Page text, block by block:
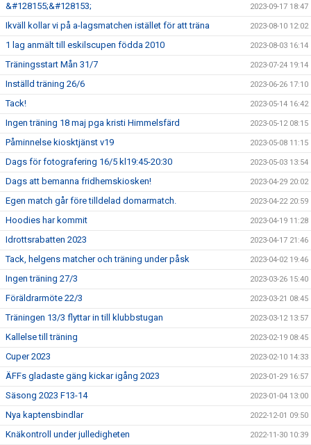
&#128155;&#128153; 2023-09-17 18:47
Ikväll kollar vi på a-lagsmatchen istället för att träna 2023-08-10 12:02
1 lag anmält till eskilscupen födda 2010 2023-08-03 16:14
Träningsstart Mån 31/7 2023-07-24 19:14
Inställd träning 26/6 2023-06-26 17:10
Tack! 2023-05-14 16:42
Ingen träning 18 maj pga kristi Himmelsfärd 2023-05-12 08:15
Påminnelse kiosktjänst v19 2023-05-08 11:15
Dags för fotografering 16/5 kl19:45-20:30 2023-05-03 13:54
Dags att bemanna fridhemskiosken! 2023-04-29 20:02
Egen match går före tilldelad domarmatch. 2023-04-22 20:59
Hoodies har kommit 2023-04-19 11:28
Idrottsrabatten 2023 2023-04-17 21:46
Tack, helgens matcher och träning under påsk 2023-04-02 19:46
Ingen träning 27/3 2023-03-26 15:40
Föräldrarmöte 22/3 2023-03-21 08:45
Träningen 13/3 flyttar in till klubbstugan 2023-03-12 13:57
Kallelse till träning 2023-02-19 08:45
Cuper 2023 2023-02-10 14:33
ÄFFs gladaste gäng kickar igång 2023 2023-01-29 16:57
Säsong 2023 F13-14 2023-01-04 13:00
Nya kaptensbindlar 2022-12-01 09:50
Knäkontroll under julledigheten 2022-11-30 10:39